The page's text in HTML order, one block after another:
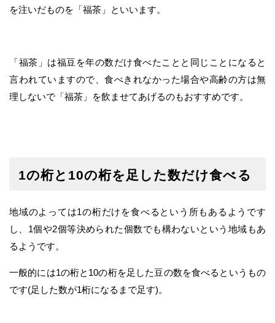
を注いだものを「福茶」といいます。
「福茶」は福豆を年の数だけ食べたことと同じことになると
言われていますので、食べきれなかった場合や高齢の方は無
理しないで「福茶」を飲ませてあげるのもおすすめです。
1の桁と10の桁を足した数だけ食べる
地域のよっては1の桁だけを食べるという所もあるようです
し、1個や2個等決められた個数でも構わないという地域もあ
るようです。
一般的には1の桁と10の桁を足した豆の数を食べるというもの
です(足した数が1桁になるまで足す)。